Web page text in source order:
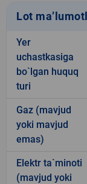
Lot
Yer
uchastkasiga
bo`lgan huquq
turi
Gaz (mavjud
yoki mavjud
emas)
Elektr ta`minoti
(mavjud yoki